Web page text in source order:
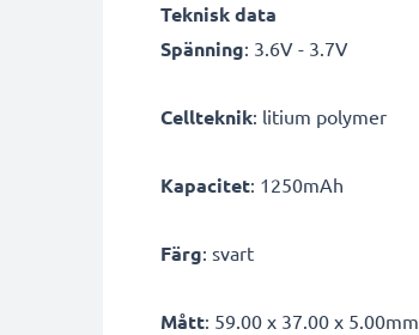
Teknisk data
Spänning: 3.6V - 3.7V
Cellteknik: litium polymer
Kapacitet: 1250mAh
Färg: svart
Mått: 59.00 x 37.00 x 5.00mm